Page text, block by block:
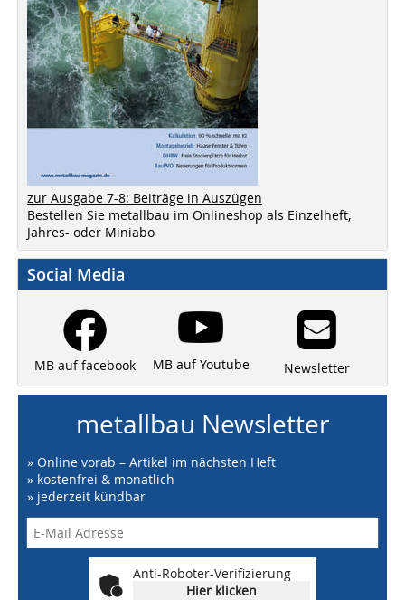
zur Ausgabe 7-8: Beiträge in Auszügen
Bestellen Sie metallbau im Onlineshop als Einzelheft,
Jahres- oder Miniabo
Social Media
MB auf facebook MB auf Youtube Newsletter
metallbau Newsletter
» Online vorab – Artikel im nächsten Heft
» kostenfrei & monatlich
» jederzeit kündbar
Anti-Roboter-Verifizierung
Hier klicken